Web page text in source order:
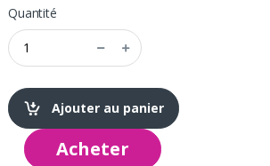
Quantité
Ajouter au panier
Acheter